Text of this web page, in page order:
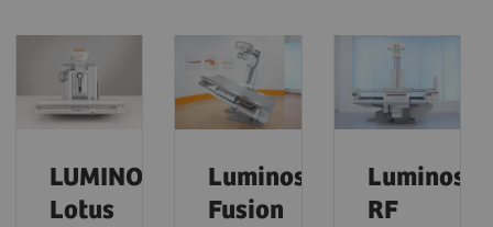
LUMINOS
Lotus
Luminos
Fusion
Luminos
RF